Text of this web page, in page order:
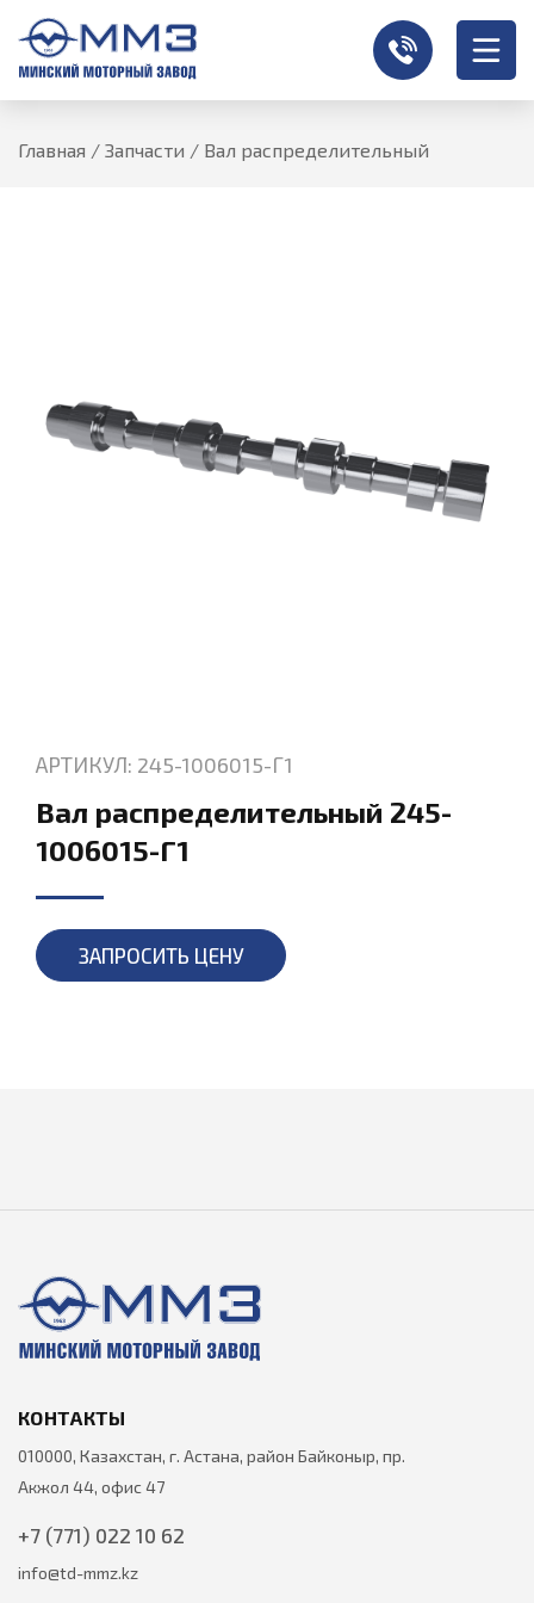
Главная / Запчасти / Вал распределительный
АРТИКУЛ: 245-1006015-Г1
Вал распределительный 245-
1006015-Г1
ЗАПРОСИТЬ ЦЕНУ
КОНТАКТЫ
010000, Казахстан, г. Астана, район Байконыр, пр.
Акжол 44, офис 47
+7 (771) 022 10 62
info@td-mmz.kz